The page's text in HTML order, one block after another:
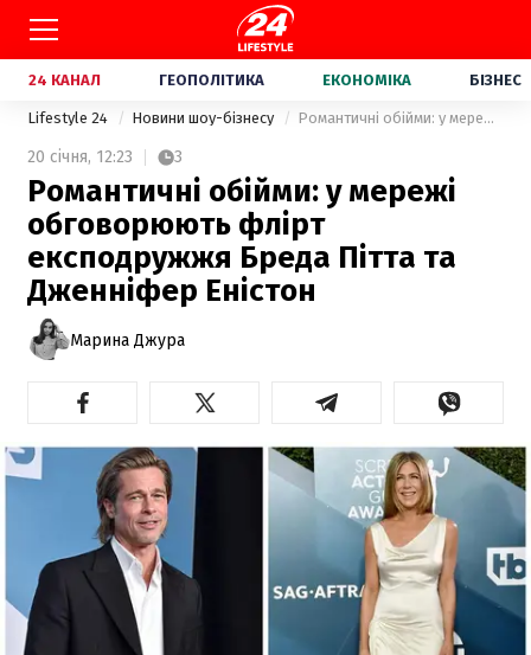
24 КАНАЛ ГЕОПОЛІТИКА ЕКОНОМІКА БІЗНЕС
Lifestyle 24 Новини шоу-бізнесу Романтичні обійми: у мережі обговорюють флірт експодружжя Бреда Пітта та Дженніфер Еністон
20 січня, 12:23 3
Романтичні обійми: у мережі
обговорюють флірт
експодружжя Бреда Пітта та
Дженніфер Еністон
Марина Джура